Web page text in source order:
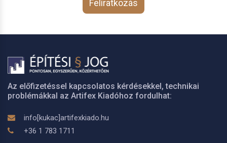
Feliratkozás
Az előfizetéssel kapcsolatos kérdésekkel, technikai
problémákkal az Artifex Kiadóhoz fordulhat:
info[kukac]artifexkiado.hu
+36 1 783 1711